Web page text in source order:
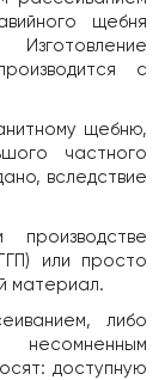
щебня
с
щебню,
частного
вследствие
или просто
материал.
либо
доступную